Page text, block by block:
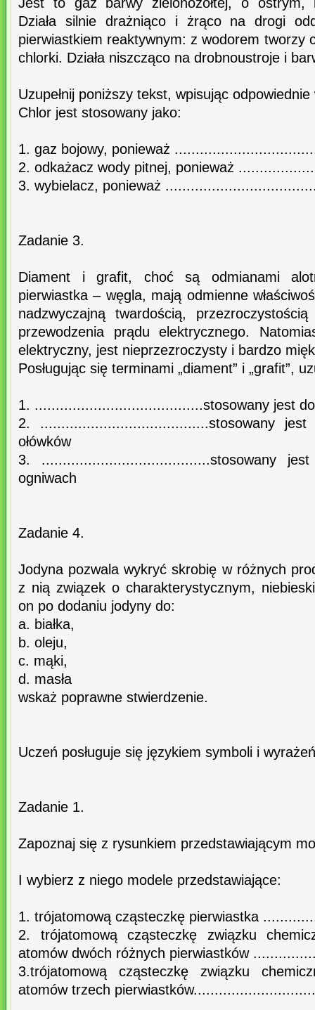
Działa silnie drażniąco i żrąco na drogi
pierwiastkiem reaktywnym: z wodorem tworzy
chlorki. Działa niszcząco na drobnoustroje i
Uzupełnij poniższy tekst, wpisując odpowiednie
Chlor jest stosowany jako:
1. gaz bojowy, ponieważ
2. odkażacz wody pitnej, ponieważ
3. wybielacz, ponieważ
Zadanie 3.
Diament i grafit, choć są odmianami
pierwiastka – węgla, mają odmienne
nadzwyczajną twardością,
przewodzenia prądu elektrycznego.
elektryczny, jest nieprzezroczysty i bardzo
Posługując się terminami „diament” i „grafit”,
1. ........................................stosowany jest
2. ........................................stosowany
ołówków
3. ........................................stosowany
ogniwach
Zadanie 4.
Jodyna pozwala wykryć skrobię w różnych
z nią związek o charakterystycznym,
on po dodaniu jodyny do:
a. białka,
b. oleju,
c. mąki,
d. masła
wskaż poprawne stwierdzenie.
Uczeń posługuje się językiem symboli i
Zadanie 1.
Zapoznaj się z rysunkiem przedstawiającym
I wybierz z niego modele przedstawiające:
1. trójatomową cząsteczkę pierwiastka
2. trójatomową cząsteczkę związku
atomów dwóch różnych pierwiastków
3.trójatomową cząsteczkę związku
atomów trzech